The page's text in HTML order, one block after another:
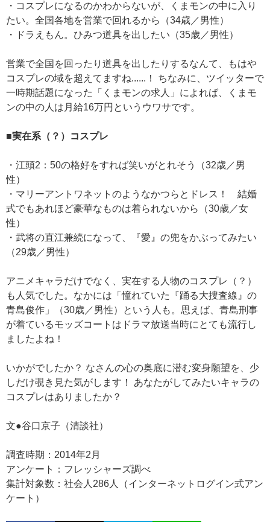
・コスプレになるのかわからないが、くまモンの中に入り
たい。全国各地を営業で回れるから（34歳／男性）
・ドラえもん。ひみつ道具を出したい（35歳／男性）
営業で全国を回ったり道具を出したりするなんて、もはや
コスプレの域を超えてますね......！ ちなみに、ツイッターで
一時期話題になった「くまモンの求人」によれば、くまモ
ンの中の人は月給16万円というウワサです。
■実在系（？）コスプレ
・江頭2：50の格好をすれば笑いがとれそう（32歳／男
性）
・マリーアントワネットのようなかつらとドレス！ 結婚
式でもあれほど豪華なものは着られないから（30歳／女
性）
・武将の直江兼続になって、『愛』の兜をかぶってみたい
（29歳／男性）
アニメキャラだけでなく、実在する人物のコスプレ（？）
も人気でした。なかには「憧れていた『踊る大捜査線』の
青島俊作」（30歳／男性）という人も。思えば、青島刑事
が着ているモッズコートはドラマ放送当時にとても流行し
ましたよね！
いかがでしたか？ なさんの心の奥底に潜む変身願望を、少
しだけ覗き見た気がします！ あなたがしてみたいキャラの
コスプレはありましたか？
文●谷口京子（清談社）
調査時期：2014年2月
アンケート：フレッシャーズ調べ
集計対象数：社会人286人（インターネットログイン式アン
ケート）